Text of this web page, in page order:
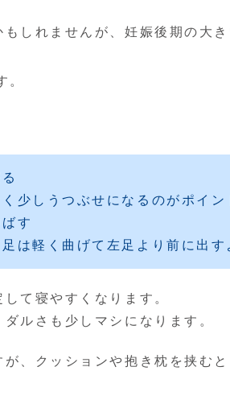
しれませんが、妊娠後期の大
。
しうつぶせになるのがポイン
す
は軽く曲げて左足より前に出す
て寝やすくなります。
ルさも少しマシになります。
、クッションや抱き枕を挟むと